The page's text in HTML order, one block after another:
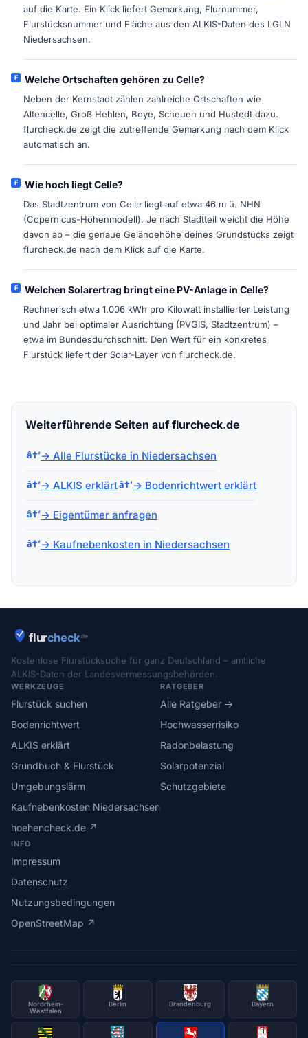
auf die Karte. Ein Klick liefert Gemarkung, Flurnummer,
Flurstücksnummer und Fläche aus den ALKIS-Daten des LGLN
Niedersachsen.
Welche Ortschaften gehören zu Celle?
Neben der Kernstadt zählen zahlreiche Ortschaften wie
Altencelle, Groß Hehlen, Boye, Scheuen und Hustedt dazu.
flurcheck.de zeigt die zutreffende Gemarkung nach dem Klick
automatisch an.
Wie hoch liegt Celle?
Das Stadtzentrum von Celle liegt auf etwa 46 m ü. NHN
(Copernicus-Höhenmodell). Je nach Stadtteil weicht die Höhe
davon ab – die genaue Geländehöhe deines Grundstücks zeigt
flurcheck.de nach dem Klick auf die Karte.
Welchen Solarertrag bringt eine PV-Anlage in Celle?
Rechnerisch etwa 1.006 kWh pro Kilowatt installierter Leistung
und Jahr bei optimaler Ausrichtung (PVGIS, Stadtzentrum) –
etwa im Bundesdurchschnitt. Den Wert für ein konkretes
Flurstück liefert der Solar-Layer von flurcheck.de.
Weiterführende Seiten auf flurcheck.de
→ Alle Flurstücke in Niedersachsen
→ ALKIS erklärt → Bodenrichtwert erklärt
→ Eigentümer anfragen
→ Kaufnebenkosten in Niedersachsen
Kostenlose Flurstücksuche für ganz Deutschland – amtliche
ALKIS-Daten der Landesvermessungsbehörden.
WERKZEUGE
Flurstück suchen
Bodenrichtwert
ALKIS erklärt
Grundbuch & Flurstück
Umgebungslärm
Kaufnebenkosten Niedersachsen
hoehencheck.de ↗
RATGEBER
Alle Ratgeber →
Hochwasserrisiko
Radonbelastung
Solarpotenzial
Schutzgebiete
INFO
Impressum
Datenschutz
Nutzungsbedingungen
OpenStreetMap ↗
Nordrhein-
Westfalen
Berlin Brandenburg Bayern